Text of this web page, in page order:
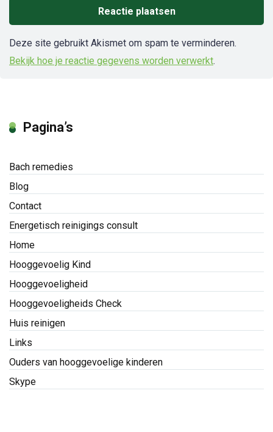
Deze site gebruikt Akismet om spam te verminderen.
Bekijk hoe je reactie gegevens worden verwerkt.
Pagina’s
Bach remedies
Blog
Contact
Energetisch reinigings consult
Home
Hooggevoelig Kind
Hooggevoeligheid
Hooggevoeligheids Check
Huis reinigen
Links
Ouders van hooggevoelige kinderen
Skype